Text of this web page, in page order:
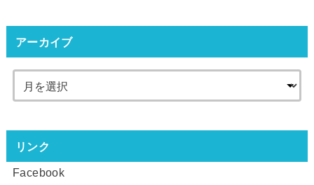
アーカイブ
リンク
Facebook